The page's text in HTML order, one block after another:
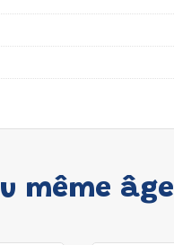
même âge